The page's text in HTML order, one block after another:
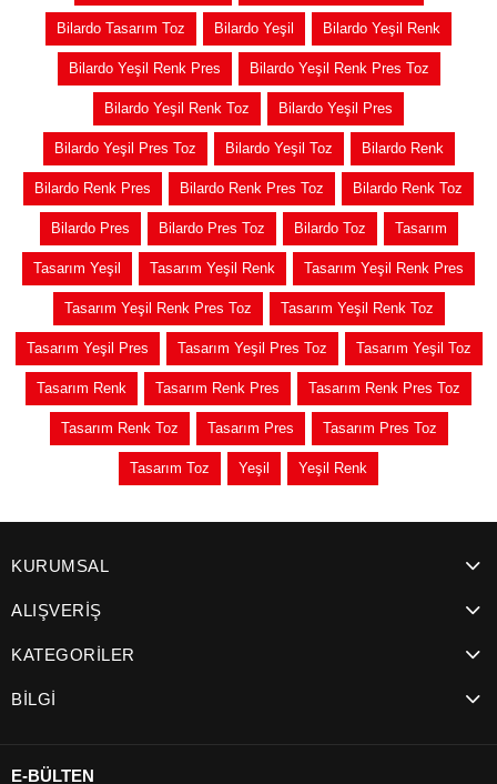
Bilardo Tasarım Toz Bilardo Yeşil Bilardo Yeşil Renk
Bilardo Yeşil Renk Pres Bilardo Yeşil Renk Pres Toz
Bilardo Yeşil Renk Toz Bilardo Yeşil Pres
Bilardo Yeşil Pres Toz Bilardo Yeşil Toz Bilardo Renk
Bilardo Renk Pres Bilardo Renk Pres Toz Bilardo Renk Toz
Bilardo Pres Bilardo Pres Toz Bilardo Toz Tasarım
Tasarım Yeşil Tasarım Yeşil Renk Tasarım Yeşil Renk Pres
Tasarım Yeşil Renk Pres Toz Tasarım Yeşil Renk Toz
Tasarım Yeşil Pres Tasarım Yeşil Pres Toz Tasarım Yeşil Toz
Tasarım Renk Tasarım Renk Pres Tasarım Renk Pres Toz
Tasarım Renk Toz Tasarım Pres Tasarım Pres Toz
Tasarım Toz Yeşil Yeşil Renk
KURUMSAL
ALIŞVERİŞ
KATEGORİLER
BİLGİ
E-BÜLTEN